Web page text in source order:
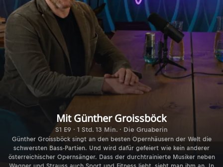
Mit Günther Groissböck
S1 E9 · 1 Std. 13 Min. · Die Gruaberin
Günther Groissböck singt an den besten Opernhäusern der Welt die
schwersten Bass-Partien. Und wird dafür gefeiert wie kein anderer
österreichischer Opernsänger. Dass der durchtrainierte Musiker neben